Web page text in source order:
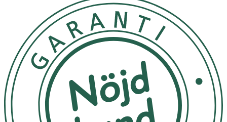
Applicera några droppar på rengjord hud efter toner.
Massera försiktigt in i ansikte och hals tills serumet
absorberats. Använd morgon och kväll. Kan även
appliceras lokalt på problemområden.
Avbryt användning och kontakta läkare eller
hudspecialist vid onormala symtom som rodnad, svullnad
eller klåda, särskilt efter solexponering. Använd inte på
skadad hud. Förvaras utom räckhåll för barn och skyddat
från direkt solljus.